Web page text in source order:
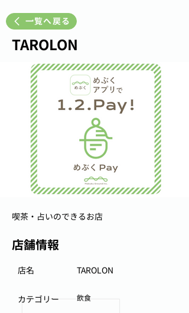
一覧へ戻る
TAROLON
喫茶・占いのできるお店
店舗情報
TAROLON
店名
飲食
カテゴリー